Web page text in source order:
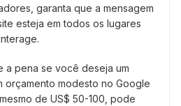
garanta que a mensagem
esteja em todos os lugares
a pena se você deseja um
orçamento modesto no Google
de US$ 50-100, pode